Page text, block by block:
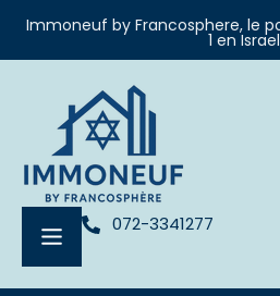
Immoneuf by Francosphere, le
1 en Israel
072-3341277